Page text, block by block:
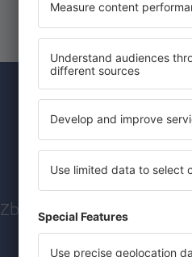
Abonații la
Zboruri ieftine, city
Trimitem